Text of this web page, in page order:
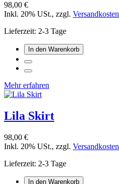
98,00 €
Inkl. 20% USt., zzgl. Versandkosten
Lieferzeit: 2-3 Tage
In den Warenkorb
Mehr erfahren
Lila Skirt
98,00 €
Inkl. 20% USt., zzgl. Versandkosten
Lieferzeit: 2-3 Tage
In den Warenkorb